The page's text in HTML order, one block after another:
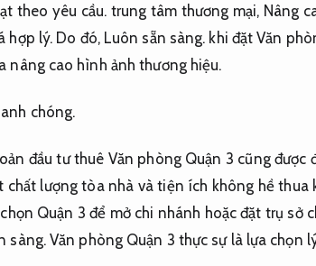
theo yêu cầu. trung tâm thương mại, Nâng
hợp lý. Do đó, Luôn sẵn sàng. khi đặt Văn
nâng cao hình ảnh thương hiệu.
chóng.
đầu tư thuê Văn phòng Quận 3 cũng được
chất lượng tòa nhà và tiện ích không hề thua
Quận 3 để mở chi nhánh hoặc đặt trụ sở
sàng.Văn phòng Quận 3 thực sự là lựa chọn